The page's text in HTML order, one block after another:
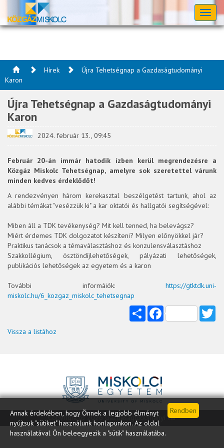
Annak érdekében, hogy Önnek a legjobb élményt
nyújtsuk "sütiket" használunk honlapunkon. Az oldal
használatával Ön beleegyezik a "sütik" használatába.
Hírek
Újra Tehetségnap a Gazdaságtudományi
Karon
Újra Tehetségnap a Gazdaságtudományi
Karon
2024. február 13., 09:45
Február 20-án immár hatodik ízben kerül megrendezésre a
Közgáz Miskolc Tehetségnap, amelyre sok szeretettel várunk
minden kedves érdeklődőt!
A rendezvényen három kerekasztal beszélgetést tartunk, ahol az
alábbi témákat "vesézzük ki" a kar oktatói és hallgatói segítségével:
Miben áll a TDK tevékenység? Mit kell tenned, ha belevágsz?
Miért érdemes TDK dolgozatot készíteni? Milyen előnyökkel jár?
Praktikus tanácsok a témaválasztáshoz és konzulensválasztáshoz
Szakkollégium, ösztöndíjlehetőségek, pályázati lehetőségek,
publikációs lehetőségek az egyetem és a karon
További informáiók: https://gtktdk.uni-
miskolc.hu/6_kozgaz_miskolc_tehetsegnap
Share Facebook
Vissza a listához
Copyright © 2026 Gazdaságtudományi kar